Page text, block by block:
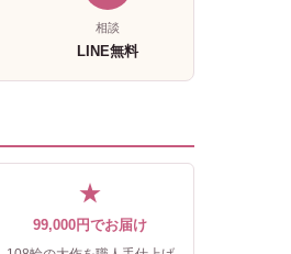
相談
LINE無料
★
99,000円でお届け